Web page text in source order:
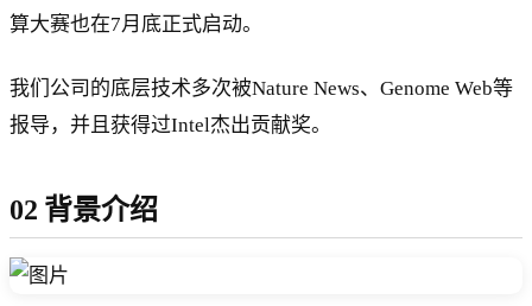
算大赛也在7月底正式启动。
我们公司的底层技术多次被Nature News、Genome Web等
报导，并且获得过Intel杰出贡献奖。
02 背景介绍